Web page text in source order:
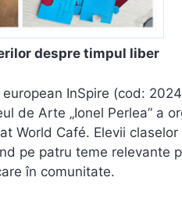
despre timpul liber
InSpire (cod:
de Arte „Ionel Perlea” a
World Café. Elevii
pe patru teme relevante
în comunitate.